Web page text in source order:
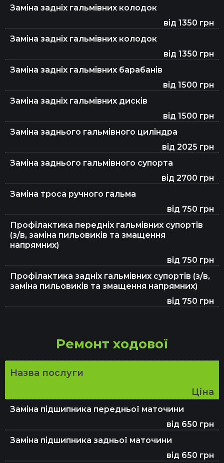
Заміна задніх гальмівних колодок
від 1350 грн
Заміна задніх гальмівних колодок
від 1350 грн
Заміна задніх гальмівних барабанів
від 1500 грн
Заміна задніх гальмівних дисків
від 1500 грн
Заміна заднього гальмівного циліндра
від 2025 грн
Заміна заднього гальмівного супорта
від 2700 грн
Заміна троса ручного гальма
від 750 грн
Профілактика передніх гальмівних супортів
(з/в, заміна пильовиків та змащення
напрямних)
від 750 грн
Профілактика задніх гальмівних супортів (з/в,
заміна пильовиків та змащення напрямних)
від 750 грн
Ремонт ходової
Назва послуги
Ціна
Заміна підшипника передньої маточини
від 650 грн
Заміна підшипника задньої маточини
від 650 грн